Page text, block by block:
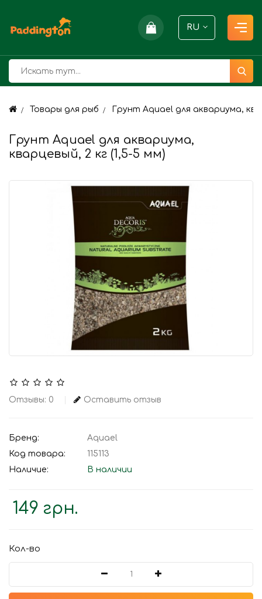
RU
Товары для рыб Грунт Aquael для аквариума,
Грунт Aquael для аквариума,
кварцевый, 2 кг (1,5-5 мм)
Отзывы: 0 Оставить отзыв
Бренд:
Aquael
Код товара:
115113
Наличие:
В наличии
149 грн.
Кол-во